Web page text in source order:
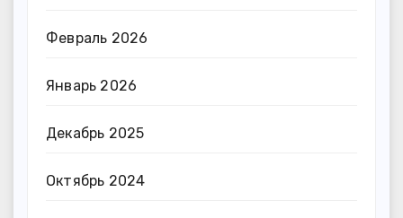
Февраль 2026
Январь 2026
Декабрь 2025
Октябрь 2024